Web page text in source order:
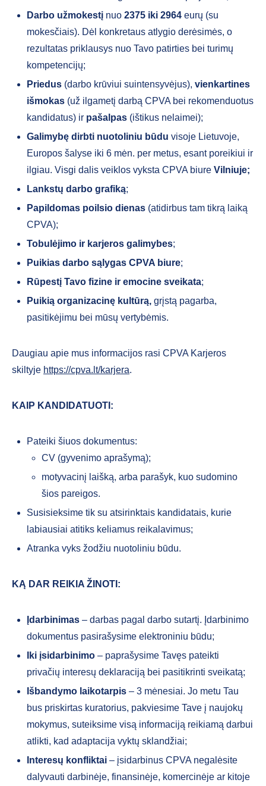
Darbo užmokestį nuo 2375 iki 2964 eurų (su
mokesčiais). Dėl konkretaus atlygio derėsimės, o
rezultatas priklausys nuo Tavo patirties bei turimų
kompetencijų;
Priedus (darbo krūviui suintensyvėjus), vienkartines
išmokas (už ilgametį darbą CPVA bei rekomenduotus
kandidatus) ir pašalpas (ištikus nelaimei);
Galimybę dirbti nuotoliniu būdu visoje Lietuvoje,
Europos šalyse iki 6 mėn. per metus, esant poreikiui ir
ilgiau. Visgi dalis veiklos vyksta CPVA biure Vilniuje;
Lankstų darbo grafiką;
Papildomas poilsio dienas (atidirbus tam tikrą laiką
CPVA);
Tobulėjimo ir karjeros galimybes;
Puikias darbo sąlygas CPVA biure;
Rūpestį Tavo fizine ir emocine sveikata;
Puikią organizacinę kultūrą, grįstą pagarba,
pasitikėjimu bei mūsų vertybėmis.
Daugiau apie mus informacijos rasi CPVA Karjeros
skiltyje https://cpva.lt/karjera.
KAIP KANDIDATUOTI:
Pateiki šiuos dokumentus:
CV (gyvenimo aprašymą);
motyvacinį laišką, arba parašyk, kuo sudomino
šios pareigos.
Susisieksime tik su atsirinktais kandidatais, kurie
labiausiai atitiks keliamus reikalavimus;
Atranka vyks žodžiu nuotoliniu būdu.
KĄ DAR REIKIA ŽINOTI:
Įdarbinimas – darbas pagal darbo sutartį. Įdarbinimo
dokumentus pasirašysime elektroniniu būdu;
Iki įsidarbinimo – paprašysime Tavęs pateikti
privačių interesų deklaraciją bei pasitikrinti sveikatą;
Išbandymo laikotarpis – 3 mėnesiai. Jo metu Tau
bus priskirtas kuratorius, pakviesime Tave į naujokų
mokymus, suteiksime visą informaciją reikiamą darbui
atlikti, kad adaptacija vyktų sklandžiai;
Interesų konfliktai – įsidarbinus CPVA negalėsite
dalyvauti darbinėje, finansinėje, komercinėje ar kitoje